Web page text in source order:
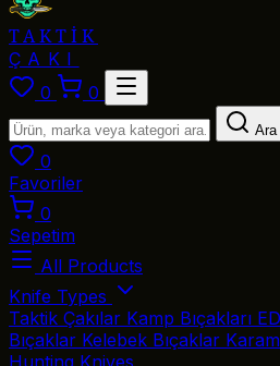
TAKTİK
ÇAKI
0
0
Ara
0
Favoriler
0
Sepetim
All Products
Knife Types
Taktik Çakılar Kamp Bıçakları
Bıçaklar Kelebek Bıçaklar
Hunting Knives